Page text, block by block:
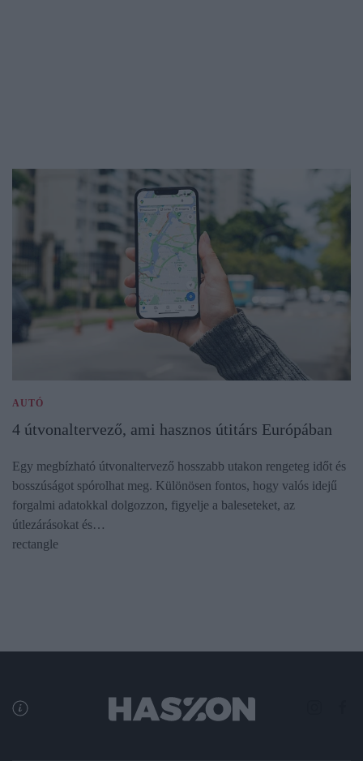
AUTÓ
4 útvonaltervező, ami hasznos útitárs Európában
Egy megbízható útvonaltervező hosszabb utakon rengeteg időt és
bosszúságot spórolhat meg. Különösen fontos, hogy valós idejű
forgalmi adatokkal dolgozzon, figyelje a baleseteket, az
útlezárásokat és…
rectangle